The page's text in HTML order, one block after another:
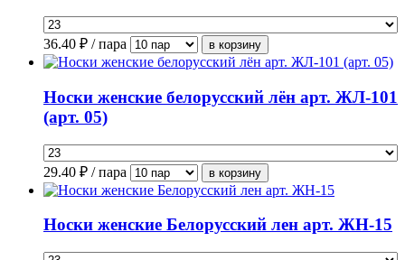
36.40 ₽ / пара
Носки женские белорусский лён арт. ЖЛ-101
(арт. 05)
29.40 ₽ / пара
Носки женские Белорусский лен арт. ЖН-15